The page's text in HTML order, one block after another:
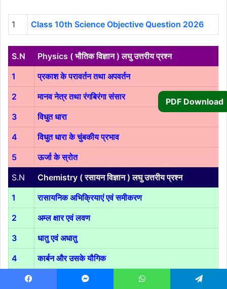
1 Class 10th Science Objective Question 2026
S.N
Physics ( भौतिक विज्ञान ) लघु उत्तरीय प्रश्न
1
प्रकाश के परावर्तन तथा अपवर्तन
2
मानव नेत्र तथा रंगबिरंगा संसार
3
विधुत धारा
4
विधुत धारा के चुंबकीय प्रभाव
5
ऊर्जा के स्रोत
S.N
Chemistry ( रसायन विज्ञान ) लघु उत्तरीय प्रश्न
1
रासायनिक अभिक्रियाएं एवं समीकरण
2
अम्ल क्षार एवं लवण
3
धातु एवं अधातु
4
कार्बन और उसके यौगिक
तत्वों का वर्गीकरण
PDF Download